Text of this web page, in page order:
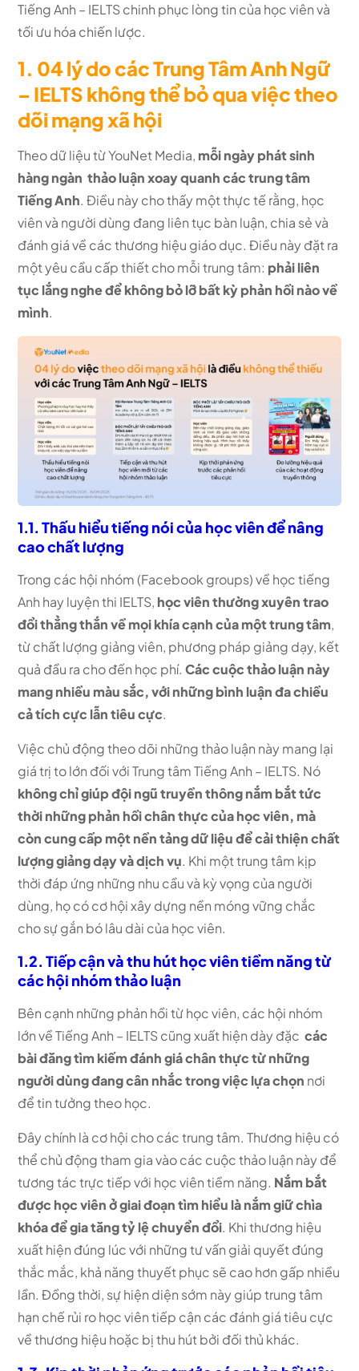
Tiếng Anh – IELTS chinh phục lòng tin của học viên và
tối ưu hóa chiến lược.
1. 04 lý do các Trung Tâm Anh Ngữ
– IELTS không thể bỏ qua việc theo
dõi mạng xã hội
Theo dữ liệu từ YouNet Media, mỗi ngày phát sinh
hàng ngàn thảo luận xoay quanh các trung tâm
Tiếng Anh. Điều này cho thấy một thực tế rằng, học
viên và người dùng đang liên tục bàn luận, chia sẻ và
đánh giá về các thương hiệu giáo dục. Điều này đặt ra
một yêu cầu cấp thiết cho mỗi trung tâm: phải liên
tục lắng nghe để không bỏ lỡ bất kỳ phản hồi nào về
mình.
1.1. Thấu hiểu tiếng nói của học viên để nâng
cao chất lượng
Trong các hội nhóm (Facebook groups) về học tiếng
Anh hay luyện thi IELTS, học viên thường xuyên trao
đổi thẳng thắn về mọi khía cạnh của một trung tâm,
từ chất lượng giảng viên, phương pháp giảng dạy, kết
quả đầu ra cho đến học phí.Các cuộc thảo luận này
mang nhiều màu sắc, với những bình luận đa chiều
cả tích cực lẫn tiêu cực.
Việc chủ động theo dõi những thảo luận này mang lại
giá trị to lớn đối với Trung tâm Tiếng Anh – IELTS. Nó
không chỉ giúp đội ngũ truyền thông nắm bắt tức
thời những phản hồi chân thực của học viên, mà
còn cung cấp một nền tảng dữ liệu để cải thiện chất
lượng giảng dạy và dịch vụ. Khi một trung tâm kịp
thời đáp ứng những nhu cầu và kỳ vọng của người
dùng, họ có cơ hội xây dựng nền móng vững chắc
cho sự gắn bó lâu dài của học viên.
1.2. Tiếp cận và thu hút học viên tiềm năng từ
các hội nhóm thảo luận
Bên cạnh những phản hồi từ học viên, các hội nhóm
lớn về Tiếng Anh – IELTS cũng xuất hiện dày đặccác
bài đăng tìm kiếm đánh giá chân thực từ những
người dùng đang cân nhắc trong việc lựa chọn nơi
để tin tưởng theo học.
Đây chính là cơ hội cho các trung tâm. Thương hiệu có
thể chủ động tham gia vào các cuộc thảo luận này để
tương tác trực tiếp với học viên tiềm năng. Nắm bắt
được học viên ở giai đoạn tìm hiểu là nắm giữ chìa
khóa để gia tăng tỷ lệ chuyển đổi. Khi thương hiệu
xuất hiện đúng lúc với những tư vấn giải quyết đúng
thắc mắc, khả năng thuyết phục sẽ cao hơn gấp nhiều
lần. Đồng thời, sự hiện diện sớm này giúp trung tâm
hạn chế rủi ro học viên tiếp cận các đánh giá tiêu cực
về thương hiệu hoặc bị thu hút bởi đối thủ khác.